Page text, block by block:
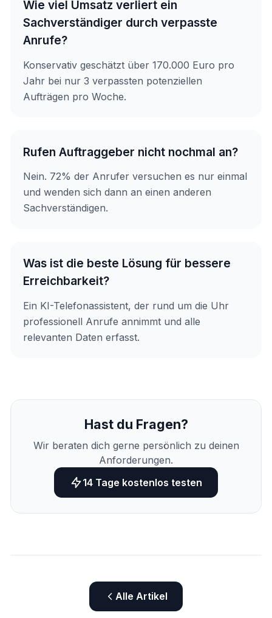
Wie viel Umsatz verliert ein
Sachverständiger durch verpasste
Anrufe?
Konservativ geschätzt über 170.000 Euro pro
Jahr bei nur 3 verpassten potenziellen
Aufträgen pro Woche.
Rufen Auftraggeber nicht nochmal an?
Nein. 72% der Anrufer versuchen es nur einmal
und wenden sich dann an einen anderen
Sachverständigen.
Was ist die beste Lösung für bessere
Erreichbarkeit?
Ein KI-Telefonassistent, der rund um die Uhr
professionell Anrufe annimmt und alle
relevanten Daten erfasst.
Hast du Fragen?
Wir beraten dich gerne persönlich zu deinen
Anforderungen.
14 Tage kostenlos testen
Alle Artikel